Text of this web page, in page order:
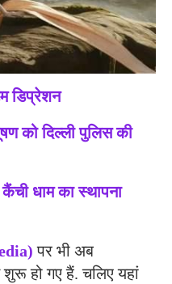
डिप्रेशन
को दिल्ली पुलिस की
धाम का स्थापना
पर भी अब
हो गए हैं. चलिए यहां